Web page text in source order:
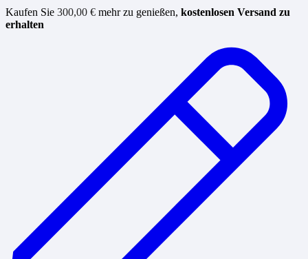
Kaufen Sie 300,00 € mehr zu genießen, kostenlosen Versand zu
erhalten